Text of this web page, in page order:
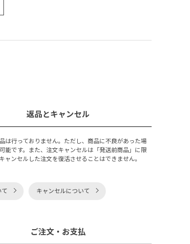
返品とキャンセル
は行っておりません。ただし、商品に不良があった場
能です。また、注文キャンセルは「発送前商品」に限
ャンセルした注文を復活させることはできません。
て キャンセルについて
ご注文・お支払